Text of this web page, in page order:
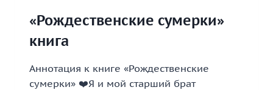
«Рождественские сумерки»
книга
Аннотация к книге «Рождественские
сумерки» ❤️Я и мой старший брат